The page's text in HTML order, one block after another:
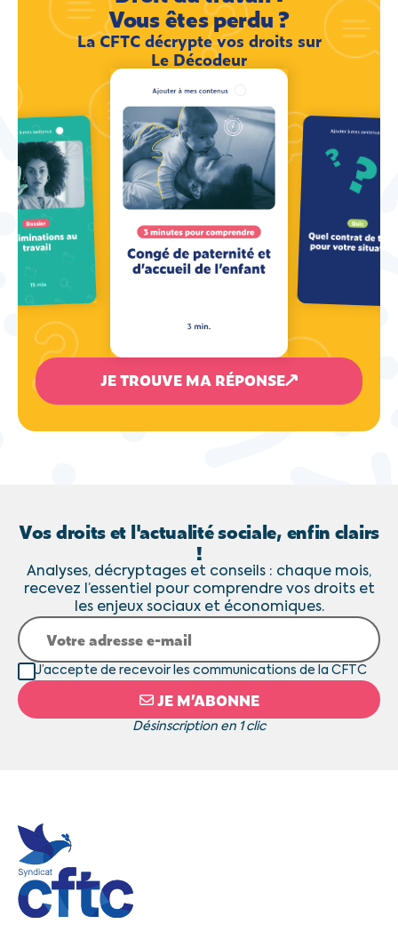
Vous êtes perdu ?
La CFTC décrypte vos droits sur
Le Décodeur
JE TROUVE MA RÉPONSE
Vos droits et l'actualité sociale, enfin clairs
!
Analyses, décryptages et conseils : chaque mois,
recevez l’essentiel pour comprendre vos droits et
les enjeux sociaux et économiques.
JE M’ABONNE
Désinscription en 1 clic
J’accepte de recevoir les communications de la CFTC